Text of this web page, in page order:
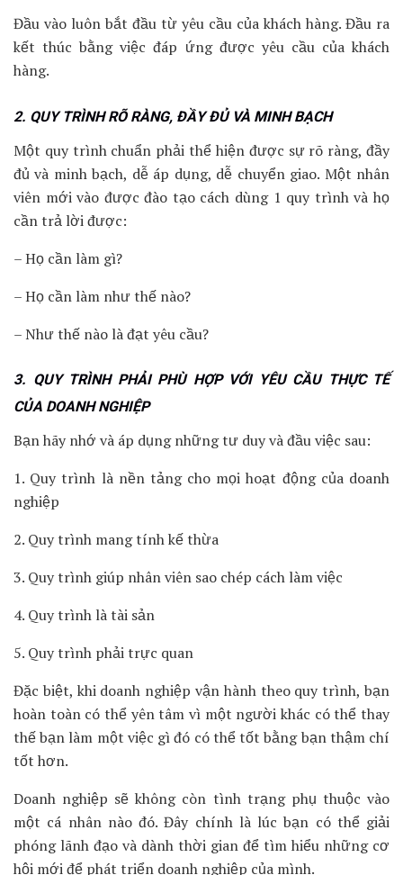
Đầu vào luôn bắt đầu từ yêu cầu của khách hàng. Đầu ra
kết thúc bằng việc đáp ứng được yêu cầu của khách
hàng.
2. QUY TRÌNH RÕ RÀNG, ĐẦY ĐỦ VÀ MINH BẠCH
Một quy trình chuẩn phải thể hiện được sự rõ ràng, đầy
đủ và minh bạch, dễ áp dụng, dễ chuyển giao. Một nhân
viên mới vào được đào tạo cách dùng 1 quy trình và họ
cần trả lời được:
– Họ cần làm gì?
– Họ cần làm như thế nào?
– Như thế nào là đạt yêu cầu?
3. QUY TRÌNH PHẢI PHÙ HỢP VỚI YÊU CẦU THỰC TẾ
CỦA DOANH NGHIỆP
Bạn hãy nhớ và áp dụng những tư duy và đầu việc sau:
1. Quy trình là nền tảng cho mọi hoạt động của doanh
nghiệp
2. Quy trình mang tính kế thừa
3. Quy trình giúp nhân viên sao chép cách làm việc
4. Quy trình là tài sản
5. Quy trình phải trực quan
Đặc biệt, khi doanh nghiệp vận hành theo quy trình, bạn
hoàn toàn có thể yên tâm vì một người khác có thể thay
thế bạn làm một việc gì đó có thể tốt bằng bạn thậm chí
tốt hơn.
Doanh nghiệp sẽ không còn tình trạng phụ thuộc vào
một cá nhân nào đó. Đây chính là lúc bạn có thể giải
phóng lãnh đạo và dành thời gian để tìm hiểu những cơ
hội mới để phát triển doanh nghiệp của mình.